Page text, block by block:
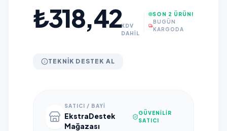
₺318,42KDV
DAHİL
SON 2 ÜRÜN!
BUGÜN
KARGODA
TEKNIK DESTEK AL
SATICI / BAYI
EkstraDestek
Mağazası
GÜVENILIR
SATICI